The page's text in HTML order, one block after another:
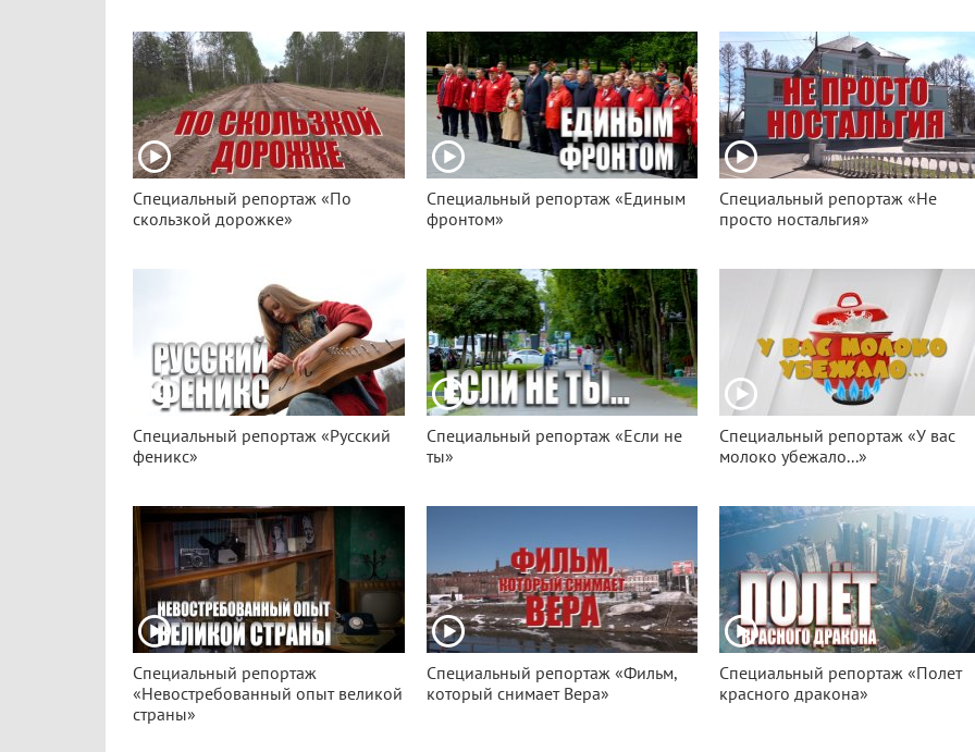
Специальный репортаж «По
скользкой дорожке»
Специальный репортаж «Единым
фронтом»
Специальный репортаж «Не
просто ностальгия»
Специальный репортаж «Русский
феникс»
Специальный репортаж «Если не
ты»
Специальный репортаж «У вас
молоко убежало...»
Специальный репортаж
«Невостребованный опыт великой
страны»
Специальный репортаж «Фильм,
который снимает Вера»
Специальный репортаж «Полет
красного дракона»